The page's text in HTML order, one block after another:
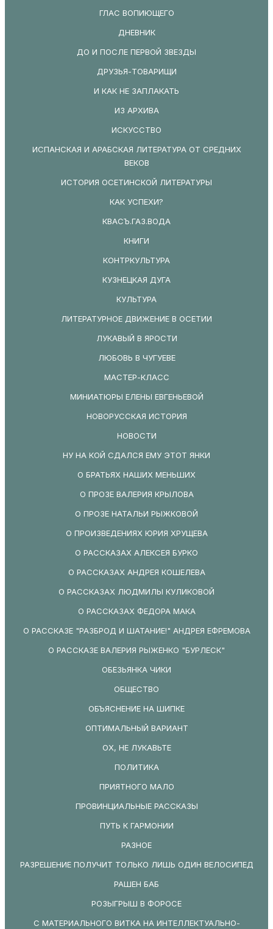
ГЛАС ВОПИЮЩЕГО
ДНЕВНИК
ДО И ПОСЛЕ ПЕРВОЙ ЗВЕЗДЫ
ДРУЗЬЯ-ТОВАРИЩИ
И КАК НЕ ЗАПЛАКАТЬ
ИЗ АРХИВА
ИСКУССТВО
ИСПАНСКАЯ И АРАБСКАЯ ЛИТЕРАТУРА ОТ СРЕДНИХ
ВЕКОВ
ИСТОРИЯ ОСЕТИНСКОЙ ЛИТЕРАТУРЫ
КАК УСПЕХИ?
КВАСЪ.ГАЗ.ВОДА
КНИГИ
КОНТРКУЛЬТУРА
КУЗНЕЦКАЯ ДУГА
КУЛЬТУРА
ЛИТЕРАТУРНОЕ ДВИЖЕНИЕ В ОСЕТИИ
ЛУКАВЫЙ В ЯРОСТИ
ЛЮБОВЬ В ЧУГУЕВЕ
МАСТЕР-КЛАСС
МИНИАТЮРЫ ЕЛЕНЫ ЕВГЕНЬЕВОЙ
НОВОРУССКАЯ ИСТОРИЯ
НОВОСТИ
НУ НА КОЙ СДАЛСЯ ЕМУ ЭТОТ ЯНКИ
О БРАТЬЯХ НАШИХ МЕНЬШИХ
О ПРОЗЕ ВАЛЕРИЯ КРЫЛОВА
О ПРОЗЕ НАТАЛЬИ РЫЖКОВОЙ
О ПРОИЗВЕДЕНИЯХ ЮРИЯ ХРУЩЕВА
О РАССКАЗАХ АЛЕКСЕЯ БУРКО
О РАССКАЗАХ АНДРЕЯ КОШЕЛЕВА
О РАССКАЗАХ ЛЮДМИЛЫ КУЛИКОВОЙ
О РАССКАЗАХ ФЕДОРА МАКА
О РАССКАЗЕ "РАЗБРОД И ШАТАНИЕ!" АНДРЕЯ ЕФРЕМОВА
О РАССКАЗЕ ВАЛЕРИЯ РЫЖЕНКО "БУРЛЕСК"
ОБЕЗЬЯНКА ЧИКИ
ОБЩЕСТВО
ОБЪЯСНЕНИЕ НА ШИПКЕ
ОПТИМАЛЬНЫЙ ВАРИАНТ
ОХ, НЕ ЛУКАВЬТЕ
ПОЛИТИКА
ПРИЯТНОГО МАЛО
ПРОВИНЦИАЛЬНЫЕ РАССКАЗЫ
ПУТЬ К ГАРМОНИИ
РАЗНОЕ
РАЗРЕШЕНИЕ ПОЛУЧИТ ТОЛЬКО ЛИШЬ ОДИН ВЕЛОСИПЕД
РАШЕН БАБ
РОЗЫГРЫШ В ФОРОСЕ
С МАТЕРИАЛЬНОГО ВИТКА НА ИНТЕЛЛЕКТУАЛЬНО-